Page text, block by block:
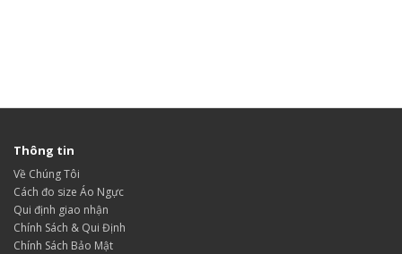
Thông tin
Về Chúng Tôi
Cách đo size Áo Ngực
Qui định giao nhận
Chính Sách & Qui Định
Chính Sách Bảo Mật